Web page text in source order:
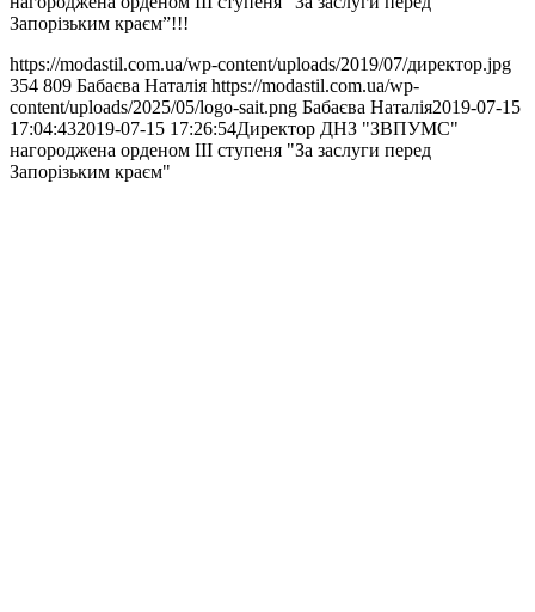
Запорізьким краєм”!!!
https://modastil.com.ua/wp-content/uploads/2019/07/директор.jpg
354 809 Бабаєва Наталія https://modastil.com.ua/wp-
content/uploads/2025/05/logo-sait.png Бабаєва Наталія2019-07-15
17:04:432019-07-15 17:26:54Директор ДНЗ "ЗВПУМС"
нагороджена орденом ІІІ ступеня "За заслуги перед
Запорізьким краєм"